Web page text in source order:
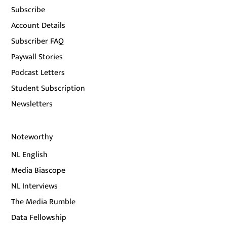
Subscribe
Account Details
Subscriber FAQ
Paywall Stories
Podcast Letters
Student Subscription
Newsletters
Noteworthy
NL English
Media Biascope
NL Interviews
The Media Rumble
Data Fellowship